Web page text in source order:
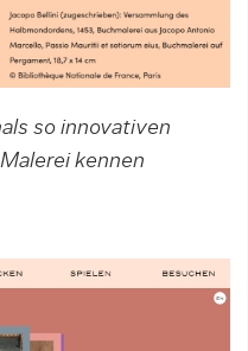
so innovativen
kennen